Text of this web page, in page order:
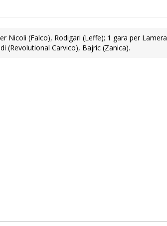
Nicoli (Falco), Rodigari (Leffe); 1 gara per Lamera
(Revolutional Carvico), Bajric (Zanica).